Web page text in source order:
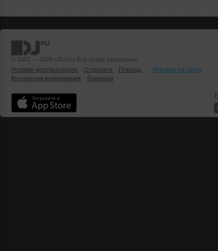
© 2001 — 2026 «DJ.ru» Все права защищены.
Условия использования
О проекте Помощь
Реклама на сайте
Контактная информация
Вакансии